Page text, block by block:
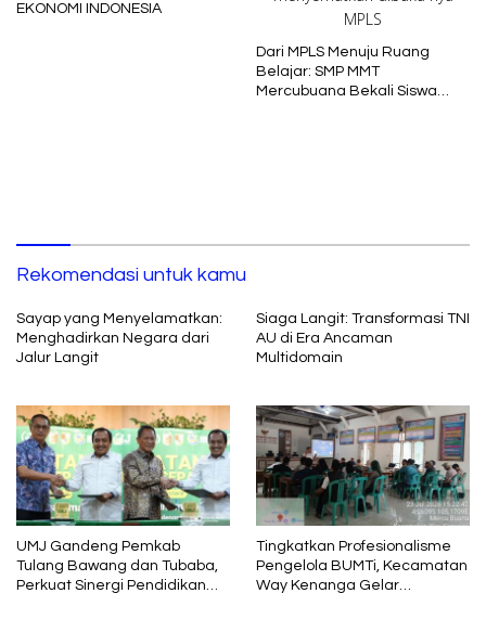
EKONOMI INDONESIA
Dari MPLS Menuju Ruang
Belajar: SMP MMT
Mercubuana Bekali Siswa
Rekomendasi untuk kamu
Sayap yang Menyelamatkan:
Menghadirkan Negara dari
Jalur Langit
Siaga Langit: Transformasi TNI
AU di Era Ancaman
Multidomain
UMJ Gandeng Pemkab
Tulang Bawang dan Tubaba,
Perkuat Sinergi Pendidikan
Tingkatkan Profesionalisme
Pengelola BUMTi, Kecamatan
Way Kenanga Gelar